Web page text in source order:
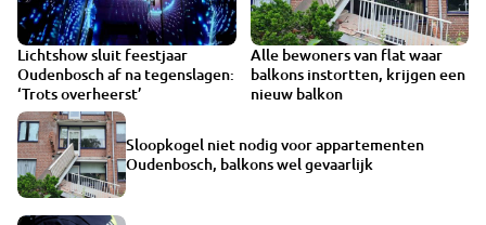
Lichtshow sluit feestjaar
Oudenbosch af na tegenslagen:
‘Trots overheerst’
VIDEO
Alle bewoners van flat waar
balkons instortten, krijgen een
nieuw balkon
Sloopkogel niet nodig voor appartementen
Oudenbosch, balkons wel gevaarlijk